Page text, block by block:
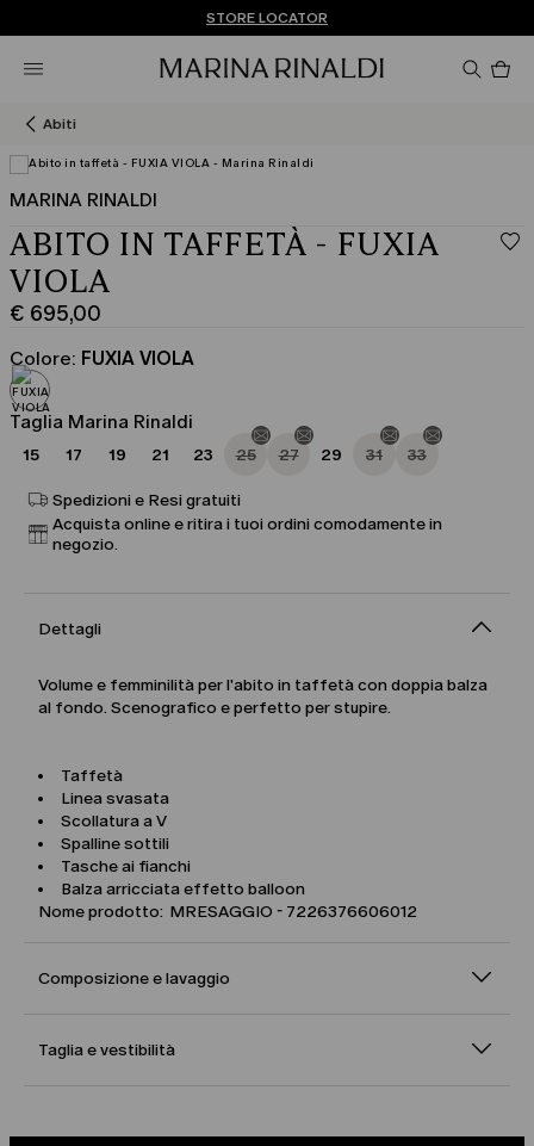
SPEDIZIONI E RESI GRATUITI
Non hai un MyAccount? REGISTRATI SUBITO
STORE LOCATOR
Abiti
MARINA RINALDI
ABITO IN TAFFETÀ - FUXIA
VIOLA
€ 695,00
Prezzo
corrente
€
695,00
Colore: FUXIA VIOLA
Taglia Marina Rinaldi
15 17 19 21 23 25 27 29 31 33
Spedizioni e Resi gratuiti
Acquista online e ritira i tuoi ordini comodamente in
negozio.
Dettagli
Volume e femminilità per l'abito in taffetà con doppia balza
al fondo. Scenografico e perfetto per stupire.
Taffetà
Linea svasata
Scollatura a V
Spalline sottili
Tasche ai fianchi
Balza arricciata effetto balloon
Nome prodotto: MRESAGGIO - 7226376606012
Composizione e lavaggio
Taglia e vestibilità